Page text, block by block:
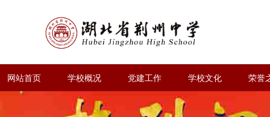
网站首页 学校概况 党建工作 学校文化 荣誉